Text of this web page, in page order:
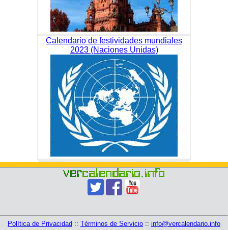
Calendario de festividades mundiales
2023 (Naciones Unidas)
Política de Privacidad :: Términos de Servicio :: info@vercalendario.info